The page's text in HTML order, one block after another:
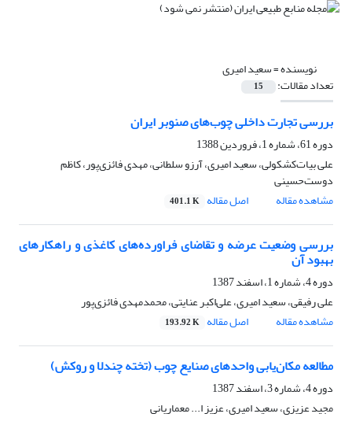
نویسنده =سعید امیری
تعداد مقالات: 15
بررسی تجارت داخلی چوب‌های صنوبر ایران
دوره 61، شماره 1، فروردین 1388
علی بیات‌کشکولی، سعید امیری، آرزو سلطانی، مهدی فائزی‌پور، کاظم
دوست‌حسینی
مشاهده مقاله
اصل مقاله 401.1 K
بررسی وضعیت عرضه و تقاضای فراورده‌های کاغذی و راهکارهای
بهبود آن
دوره 4، شماره 1، اسفند 1387
علی رفیقی، سعید امیری، علی‌اکبر عنایتی، محمدمهدی فائزی‌پور
مشاهده مقاله
اصل مقاله 193.92 K
مطالعه مکان‌یابی واحدهای صنایع چوب (تخته چندلا و روکش)
دوره 4، شماره 3، اسفند 1387
مجید عزیزی، سعید امیری، عزیز ا... معماریانی